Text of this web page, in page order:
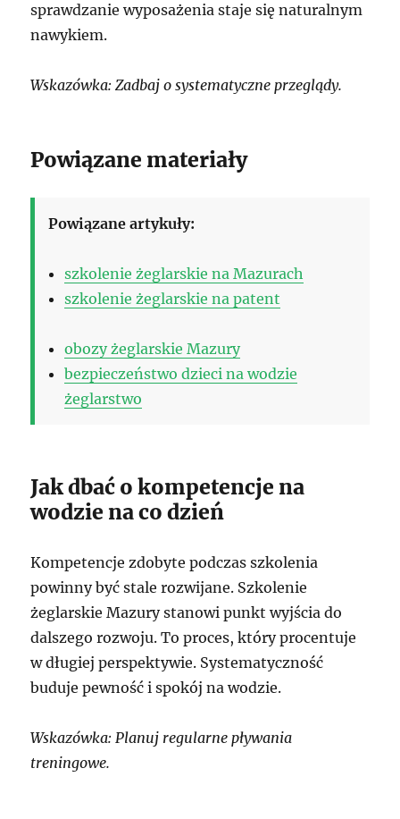
sprawdzanie wyposażenia staje się naturalnym
nawykiem.
Wskazówka: Zadbaj o systematyczne przeglądy.
Powiązane materiały
Powiązane artykuły:
szkolenie żeglarskie na Mazurach
szkolenie żeglarskie na patent
obozy żeglarskie Mazury
bezpieczeństwo dzieci na wodzie
żeglarstwo
Jak dbać o kompetencje na
wodzie na co dzień
Kompetencje zdobyte podczas szkolenia
powinny być stale rozwijane. Szkolenie
żeglarskie Mazury stanowi punkt wyjścia do
dalszego rozwoju. To proces, który procentuje
w długiej perspektywie. Systematyczność
buduje pewność i spokój na wodzie.
Wskazówka: Planuj regularne pływania
treningowe.